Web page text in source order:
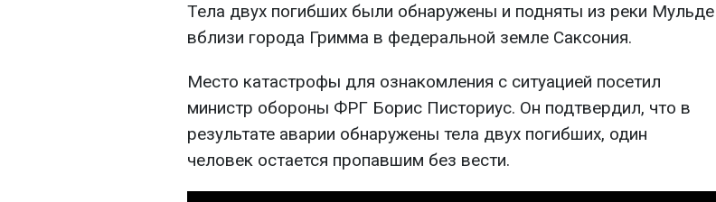
Тела двух погибших были обнаружены и подняты из реки Мульде
вблизи города Гримма в федеральной земле Саксония.
Место катастрофы для ознакомления с ситуацией посетил
министр обороны ФРГ Борис Писториус. Он подтвердил, что в
результате аварии обнаружены тела двух погибших, один
человек остается пропавшим без вести.